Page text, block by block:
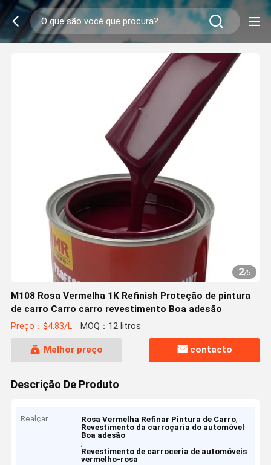
2/5
M108 Rosa Vermelha 1K Refinish Proteção de pintura
de carro Carro carro revestimento Boa adesão
Preço：$4.83/L MOQ：12 litros
Melhor preço contacto
Descrição De Produto
Realçar Rosa Vermelha Refinar Pintura de Carro,
Revestimento da carroçaria do automóvel
Boa adesão
,
Revestimento de carroceria de automóveis
vermelho-rosa